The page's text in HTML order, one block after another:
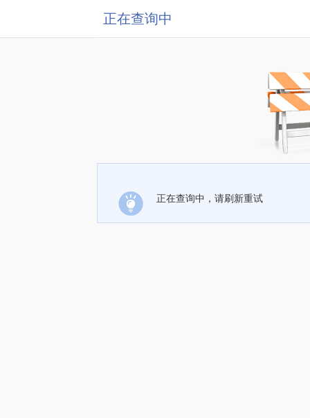
正在查询中
正在查询中，请刷新重试